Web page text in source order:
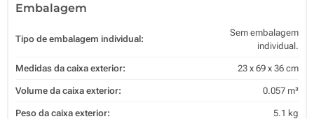
Embalagem
Tipo de embalagem individual:
Sem embalagem
individual.
Medidas da caixa exterior: 23 x 69 x 36 cm
Volume da caixa exterior: 0.057 m³
Peso da caixa exterior: 5.1 kg